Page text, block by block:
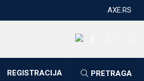
AXE.RS
REGISTRACIJA PRETRAGA